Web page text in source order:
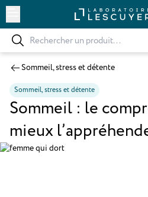
Sommeil, stress et détente
Sommeil, stress et détente
Sommeil : le
mieux